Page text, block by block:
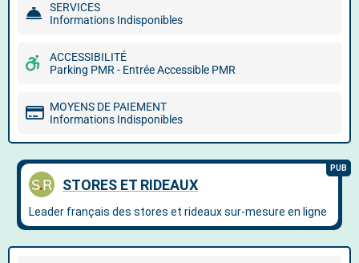
SERVICES
Informations Indisponibles
ACCESSIBILITÉ
Parking PMR - Entrée Accessible PMR
MOYENS DE PAIEMENT
Informations Indisponibles